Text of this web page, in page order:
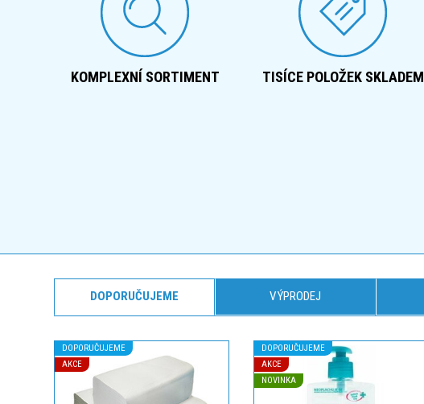
KOMPLEXNÍ SORTIMENT TISÍCE POLOŽEK SKLADEM
DOPORUČUJEME VÝPRODEJ
DOPORUČUJEME
AKCE
DOPORUČUJEME
AKCE
NOVINKA